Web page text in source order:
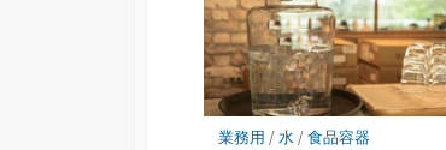
業務用 /水/食品容器